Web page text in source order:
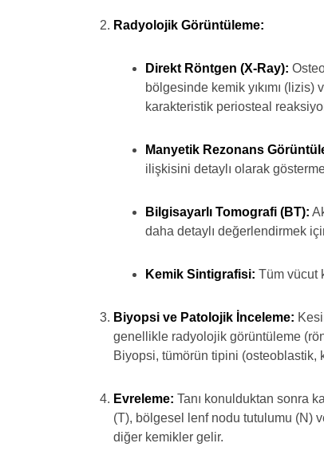
Radyolojik Görüntüleme:
Direkt Röntgen (X-Ray):
bölgesinde kemik yıkımı
karakteristik periosteal
Manyetik Rezonans
ilişkisini detaylı olarak
Bilgisayarlı Tomografi (BT):
daha detaylı değerlendirmek
Kemik Sintigrafisi: Tüm vücut
Biyopsi ve Patolojik İnceleme:
genellikle radyolojik görüntüleme
Biyopsi, tümörün tipini
Evreleme: Tanı konulduktan sonra
(T), bölgesel lenf nodu tutulumu (N)
diğer kemikler gelir.